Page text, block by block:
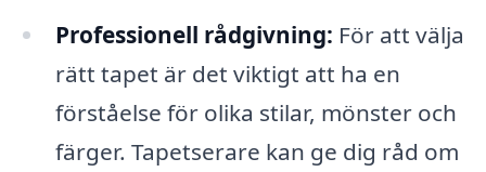
Professionell rådgivning: För att välja
rätt tapet är det viktigt att ha en
förståelse för olika stilar, mönster och
färger. Tapetserare kan ge dig råd om